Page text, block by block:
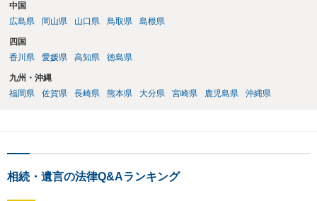
中国
広島県
岡山県 山口県 鳥取県 島根県
四国
香川県
愛媛県 高知県 徳島県
九州・沖縄
福岡県
佐賀県 長崎県 熊本県 大分県 宮崎県 鹿児島県 沖縄県
相続・遺言の法律Q&Aランキング